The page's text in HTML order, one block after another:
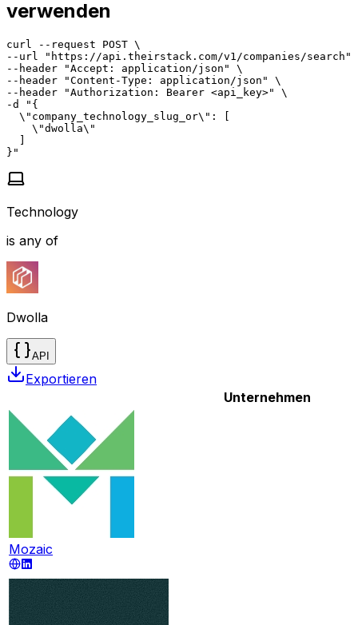
verwenden
curl --request POST \
--url "https://api.theirstack.com/v1/companies/search"
--header "Accept: application/json" \
--header "Content-Type: application/json" \
--header "Authorization: Bearer <api_key>" \
-d "{
  \"company_technology_slug_or\": [
    \"dwolla\"
  ]
}"
Technology
is any of
Dwolla
API
Exportieren
Unternehmen
Mozaic